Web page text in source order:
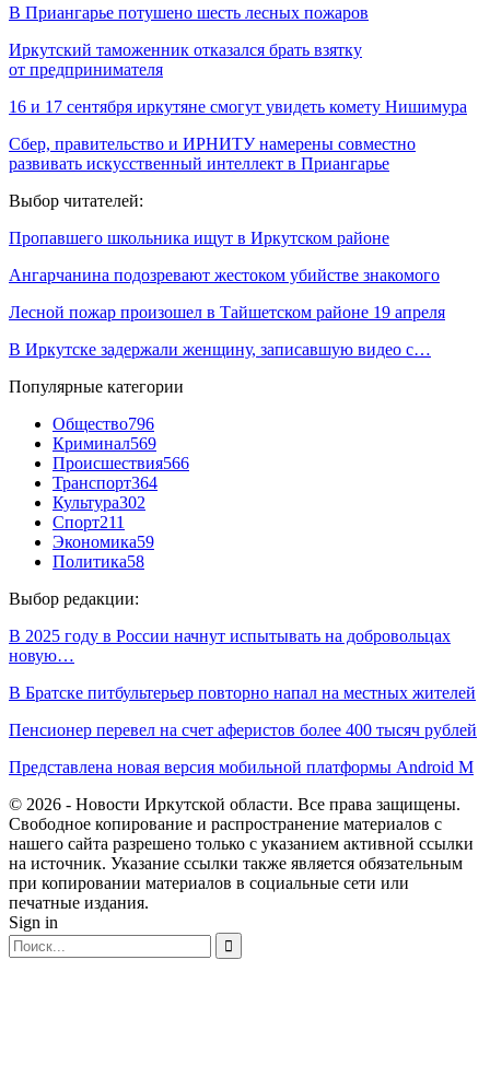
В Приангарье потушено шесть лесных пожаров
Иркутский таможенник отказался брать взятку
от предпринимателя
16 и 17 сентября иркутяне смогут увидеть комету Нишимура
Сбер, правительство и ИРНИТУ намерены совместно
развивать искусственный интеллект в Приангарье
Выбор читателей:
Пропавшего школьника ищут в Иркутском районе
Ангарчанина подозревают жестоком убийстве знакомого
Лесной пожар произошел в Тайшетском районе 19 апреля
В Иркутске задержали женщину, записавшую видео с…
Популярные категории
Общество796
Криминал569
Происшествия566
Транспорт364
Культура302
Спорт211
Экономика59
Политика58
Выбор редакции:
В 2025 году в России начнут испытывать на добровольцах
новую…
В Братске питбультерьер повторно напал на местных жителей
Пенсионер перевел на счет аферистов более 400 тысяч рублей
Представлена новая версия мобильной платформы Android M
© 2026 - Новости Иркутской области. Все права защищены.
Свободное копирование и распространение материалов с
нашего сайта разрешено только с указанием активной ссылки
на источник. Указание ссылки также является обязательным
при копировании материалов в социальные сети или
печатные издания.
Sign in